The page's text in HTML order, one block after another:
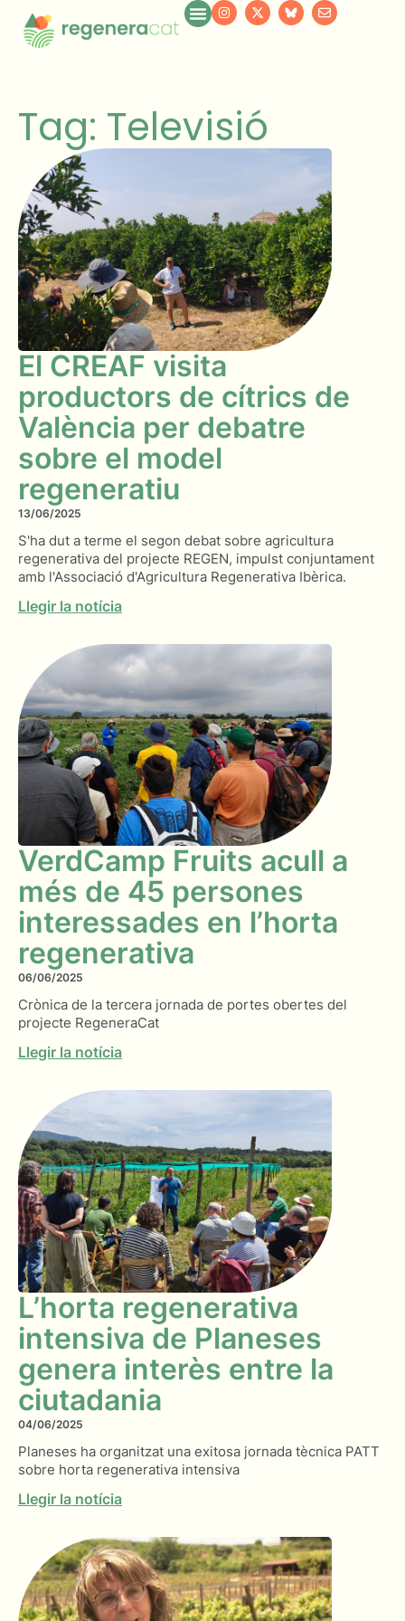
Tag: Televisió
El CREAF visita
productors de cítrics de
València per debatre
sobre el model
regeneratiu
13/06/2025
S'ha dut a terme el segon debat sobre agricultura
regenerativa del projecte REGEN, impulst conjuntament
amb l'Associació d'Agricultura Regenerativa Ibèrica.
Llegir la notícia
VerdCamp Fruits acull a
més de 45 persones
interessades en l’horta
regenerativa
06/06/2025
Crònica de la tercera jornada de portes obertes del
projecte RegeneraCat
Llegir la notícia
L’horta regenerativa
intensiva de Planeses
genera interès entre la
ciutadania
04/06/2025
Planeses ha organitzat una exitosa jornada tècnica PATT
sobre horta regenerativa intensiva
Llegir la notícia